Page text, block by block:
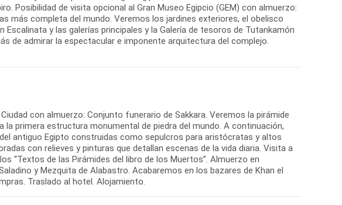
Posibilidad de visita opcional al Gran Museo Egipcio (GEM) con almuerzo:
más completa del mundo. Veremos los jardines exteriores, el obelisco
y las galerías principales y la Galería de tesoros de Tutankamón
de admirar la espectacular e imponente arquitectura del complejo.
con almuerzo: Conjunto funerario de Sakkara. Veremos la pirámide
la primera estructura monumental de piedra del mundo. A continuación,
antiguo Egipto construidas como sepulcros para aristócratas y altos
con relieves y pinturas que detallan escenas de la vida diaria. Visita a
“Textos de las Pirámides del libro de los Muertos”. Almuerzo en
y Mezquita de Alabastro. Acabaremos en los bazares de Khan el
Traslado al hotel. Alojamiento.